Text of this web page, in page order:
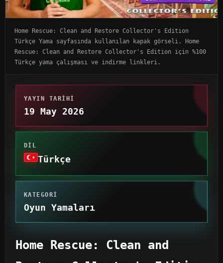
Home Rescue: Clean and Restore Collector's Edition
Türkçe Yama sayfasında kullanılan kapak görseli. Home
Rescue: Clean and Restore Collector's Edition için %100
Türkçe yama çalışması ve indirme linkleri.
YAYIN TARIHI
19 May 2026
DIL
Türkçe
KATEGORI
Oyun Yamaları
Home Rescue: Clean and